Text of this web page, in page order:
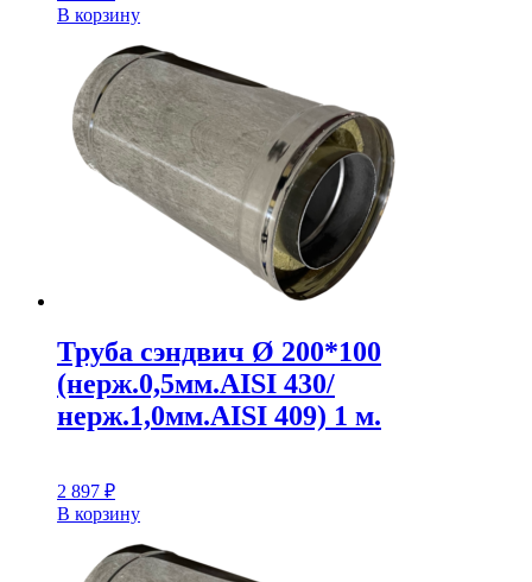
В корзину
Труба сэндвич Ø 200*100
(нерж.0,5мм.AISI 430/
нерж.1,0мм.AISI 409) 1 м.
2 897 ₽
В корзину